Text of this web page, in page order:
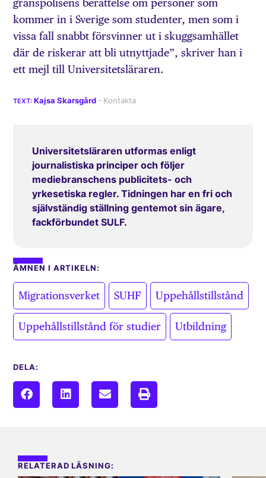
gränspolisens berättelse om personer som
kommer in i Sverige som studenter, men som i
vissa fall snabbt försvinner ut i skuggsamhället
där de riskerar att bli utnyttjade”, skriver han i
ett mejl till Universitetsläraren.
Kajsa Skarsgård
Universitetsläraren utformas enligt
journalistiska principer och följer
mediebranschens publicitets- och
yrkesetiska regler. Tidningen har en fri och
självständig ställning gentemot sin ägare,
fackförbundet SULF.
ÄMNEN I ARTIKELN:
Migrationsverket SUHF Uppehållstillstånd
Uppehållstillstånd för studier Utbildning
DELA:
RELATERAD LÄSNING: